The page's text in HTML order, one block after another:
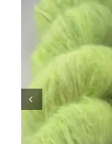
Tipps & Infos
Münster Yarn
Wollfestivals